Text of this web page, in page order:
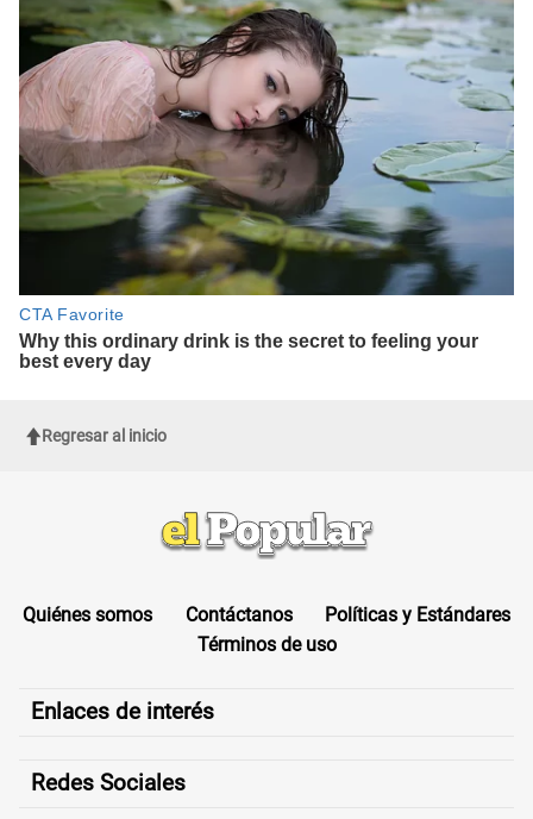
Regresar al inicio
Quiénes somos Contáctanos
Políticas y Estándares
Términos de uso
Enlaces de interés
Redes Sociales